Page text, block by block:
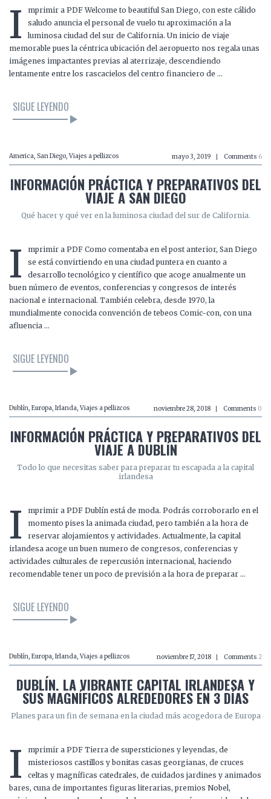
I
mprimir a PDF Welcome to beautiful San Diego, con este cálido
saludo anuncia el personal de vuelo tu aproximación a la
luminosa ciudad del sur de California. Un inicio de viaje
memorable pues la céntrica ubicación del aeropuerto nos regala unas
imágenes impactantes previas al aterrizaje, descendiendo
lentamente entre los rascacielos del centro financiero de …
SIGUE LEYENDO
America San Diego Viajes a pellizcos mayo 3, 2019 Comments 6
INFORMACIÓN PRÁCTICA Y PREPARATIVOS DEL
VIAJE A SAN DIEGO
Qué hacer y qué ver en la luminosa ciudad del sur de California.
I
mprimir a PDF Como comentaba en el post anterior, San Diego
se está convirtiendo en una ciudad puntera en cuanto a
desarrollo tecnológico y científico que acoge anualmente un
buen número de eventos, conferencias y congresos de interés
nacional e internacional. También celebra, desde 1970, la
mundialmente conocida convención de tebeos Comic-con, con una
afluencia …
SIGUE LEYENDO
Dublín Europa Irlanda Viajes a pellizcos noviembre 28, 2018 Comments 0
INFORMACIÓN PRÁCTICA Y PREPARATIVOS DEL
VIAJE A DUBLÍN
Todo lo que necesitas saber para preparar tu escapada a la capital
irlandesa
I
mprimir a PDF Dublín está de moda. Podrás corroborarlo en el
momento pises la animada ciudad, pero también a la hora de
reservar alojamientos y actividades. Actualmente, la capital
irlandesa acoge un buen numero de congresos, conferencias y
actividades culturales de repercusión internacional, haciendo
recomendable tener un poco de previsión a la hora de preparar …
SIGUE LEYENDO
Dublín Europa Irlanda Viajes a pellizcos noviembre 17, 2018 Comments 2
DUBLÍN. LA VIBRANTE CAPITAL IRLANDESA Y
SUS MAGNÍFICOS ALREDEDORES EN 3 DÍAS
Planes para un fin de semana en la ciudad más acogedora de Europa
I
mprimir a PDF Tierra de supersticiones y leyendas, de
misteriosos castillos y bonitas casas georgianas, de cruces
celtas y magníficas catedrales, de cuidados jardines y animados
bares, cuna de importantes figuras literarias, premios Nobel,